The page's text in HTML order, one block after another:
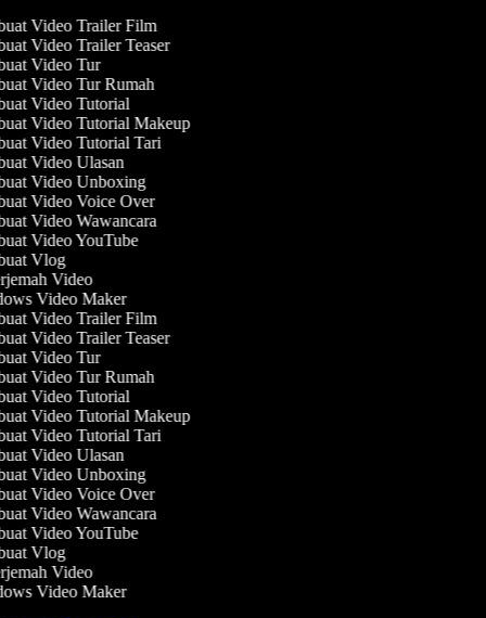
Video Trailer Film
Video Trailer Teaser
Video Tur
Video Tur Rumah
Video Tutorial
Video Tutorial Makeup
Video Tutorial Tari
Video Ulasan
Video Unboxing
Video Voice Over
Video Wawancara
Video YouTube
Vlog
Video
Video Maker
Video Trailer Film
Video Trailer Teaser
Video Tur
Video Tur Rumah
Video Tutorial
Video Tutorial Makeup
Video Tutorial Tari
Video Ulasan
Video Unboxing
Video Voice Over
Video Wawancara
Video YouTube
Vlog
Video
Video Maker